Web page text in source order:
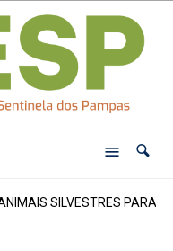
SILVESTRES PARA A